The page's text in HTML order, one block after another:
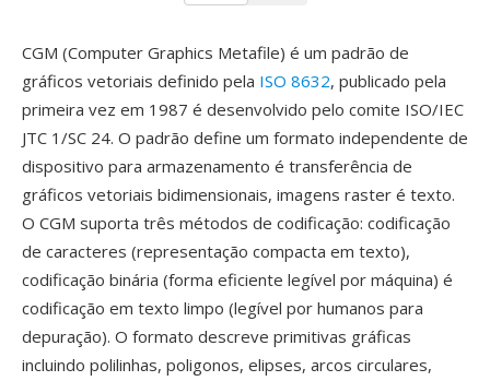
CGM (Computer Graphics Metafile) é um padrão de
gráficos vetoriais definido pela ISO 8632, publicado pela
primeira vez em 1987 é desenvolvido pelo comite ISO/IEC
JTC 1/SC 24. O padrão define um formato independente de
dispositivo para armazenamento é transferência de
gráficos vetoriais bidimensionais, imagens raster é texto.
O CGM suporta três métodos de codificação: codificação
de caracteres (representação compacta em texto),
codificação binária (forma eficiente legível por máquina) é
codificação em texto limpo (legível por humanos para
depuração). O formato descreve primitivas gráficas
incluindo polilinhas, poligonos, elipses, arcos circulares,